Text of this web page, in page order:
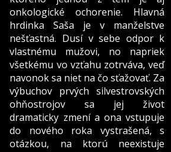
onkologické ochorenie. Hlavná
hrdinka Saša je v manželstve
nešťastná. Dusí v sebe odpor k
vlastnému mužovi, no napriek
všetkému vo vzťahu zotrváva, veď
navonok sa niet na čo sťažovať. Za
výbuchov prvých silvestrovských
ohňostrojov sa jej život
dramaticky zmení a ona vstupuje
do nového roka vystrašená, s
otázkou, na ktorú neexistuje